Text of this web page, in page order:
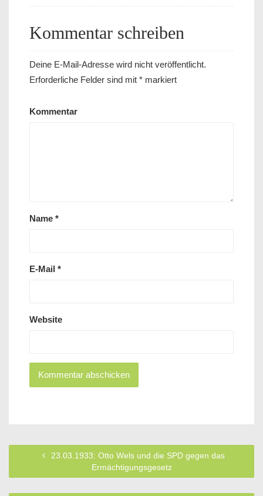
Kommentar schreiben
Deine E-Mail-Adresse wird nicht veröffentlicht.
Erforderliche Felder sind mit * markiert
Kommentar
Name *
E-Mail *
Website
23.03.1933: Otto Wels und die SPD gegen das
Ermächtigungsgesetz